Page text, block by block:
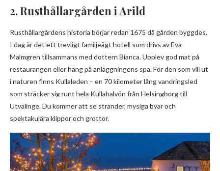
2. Rusthållargården i Arild
Rusthållargårdens historia börjar redan 1675 då gården byggdes.
I dag är det ett trevligt familjeägt hotell som drivs av Eva
Malmgren tillsammans med dottern Bianca. Upplev god mat på
restaurangen eller häng på anläggningens spa. För den som vill ut
i naturen finns Kullaleden – en 70 kilometer lång vandringsled
som sträcker sig runt hela Kullahalvön från Helsingborg till
Utvälinge. Du kommer att se stränder, mysiga byar och
spektakulära klippor och grottor.